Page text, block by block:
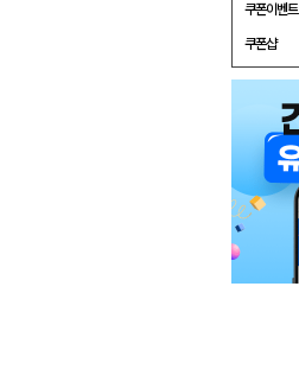
쿠폰이벤트
쿠폰샵